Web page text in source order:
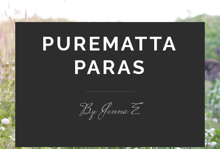
PUREMATTA
PARAS
By Jenna E